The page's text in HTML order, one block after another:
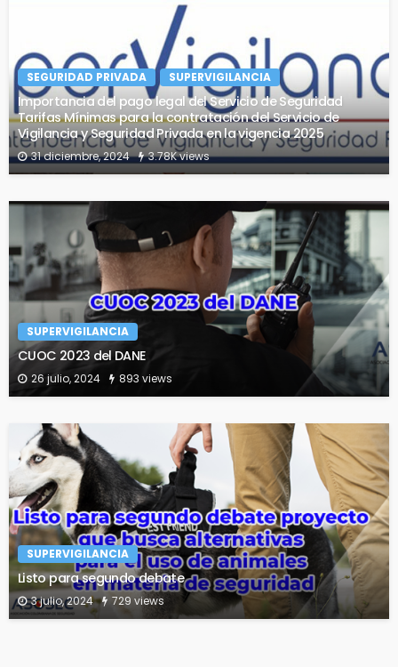
SEGURIDAD PRIVADA SUPERVIGILANCIA
Importancia del pago legal del Servicio de Seguridad
Tarifas Mínimas para la contratación del Servicio de
Vigilancia y Seguridad Privada en la vigencia 2025
31 diciembre, 2024 3.78K views
SUPERVIGILANCIA
CUOC 2023 del DANE
26 julio, 2024 893 views
SUPERVIGILANCIA
Listo para segundo debate
3 julio, 2024 729 views